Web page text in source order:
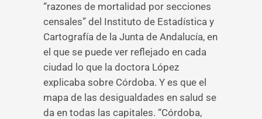
“razones de mortalidad por secciones
censales” del Instituto de Estadística y
Cartografía de la Junta de Andalucía, en
el que se puede ver reflejado en cada
ciudad lo que la doctora López
explicaba sobre Córdoba. Y es que el
mapa de las desigualdades en salud se
da en todas las capitales. “Córdoba,